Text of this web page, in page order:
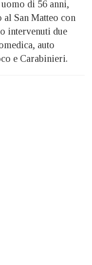
di 56 anni,
al San Matteo con
intervenuti due
auto
e Carabinieri.